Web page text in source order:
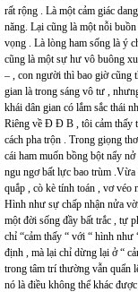
rất rộng . Là một cảm giác
năng. Lại cũng là một nỗi
vọng . Là lòng ham sống là ý
cũng là một sự hư vô buông
– , con người thì bao giờ cũng
gian là trong sáng vô tư ,
khái dân gian có lắm sắc thái
Riêng về Đ Đ B , tôi cảm thấy
cách pha trộn . Trong giọng
cái ham muốn bồng bột nẩy
ngu ngơ bất lực bao trùm .Vừa
quắp , cò kè tính toán , vơ véo
Hình như sự chấp nhận nửa
một đời sống đầy bất trắc , tự
chỉ “cảm thấy “ với “ hình
định , mà lại chỉ dừng lại ở “
trong tâm trí thường vẫn quẩn
nó là điều không thể khác